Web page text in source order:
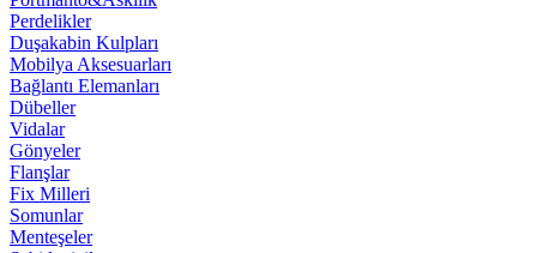
Perdelikler
Duşakabin Kulpları
Mobilya Aksesuarları
Bağlantı Elemanları
Dübeller
Vidalar
Gönyeler
Flanşlar
Fix Milleri
Somunlar
Menteşeler